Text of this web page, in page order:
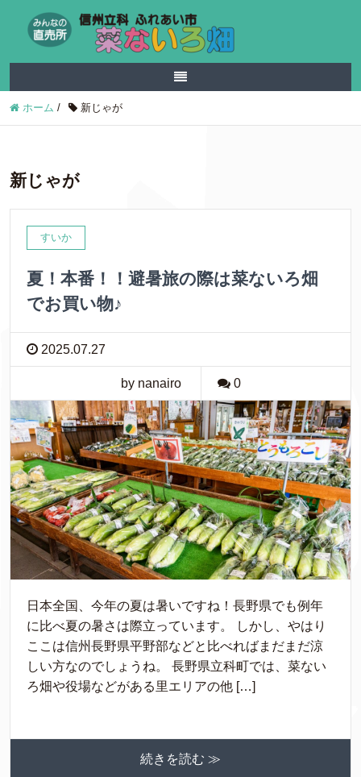
ホーム / 新じゃが
新じゃが
すいか
夏！本番！！避暑旅の際は菜ないろ畑
でお買い物♪
2025.07.27
by nanairo 0
日本全国、今年の夏は暑いですね！長野県でも例年
に比べ夏の暑さは際立っています。 しかし、やはり
ここは信州長野県平野部などと比べればまだまだ涼
しい方なのでしょうね。 長野県立科町では、菜ない
ろ畑や役場などがある里エリアの他 […]
続きを読む ≫